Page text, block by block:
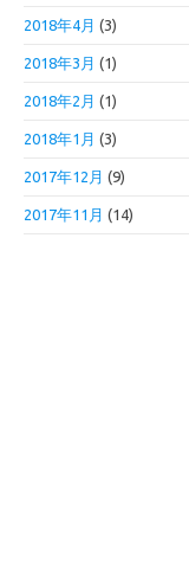
2018年4月 (3)
2018年3月 (1)
2018年2月 (1)
2018年1月 (3)
2017年12月 (9)
2017年11月 (14)